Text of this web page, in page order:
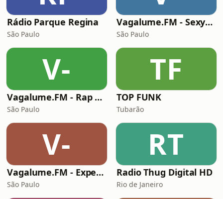
Rádio Parque Regina
São Paulo
Vagalume.FM - Sexyback
São Paulo
V-
Vagalume.FM - Rap e Hip Hop
São Paulo
TF
TOP FUNK
Tubarão
V-
Vagalume.FM - Experimental
São Paulo
RT
Radio Thug Digital HD
Rio de Janeiro